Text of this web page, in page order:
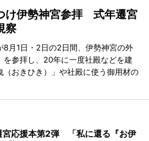
け伊勢神宮参拝 式年遷宮
察
月1日・2日の2日間、伊勢神宮の外
参拝し、20年に一度社殿などを建
おきひき）」や社殿に使う御用材の
宮応援本第2弾 「私に還る『お伊